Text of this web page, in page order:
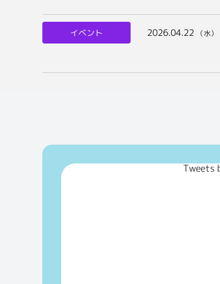
イベント 2026.04.22 （水）
Tweets